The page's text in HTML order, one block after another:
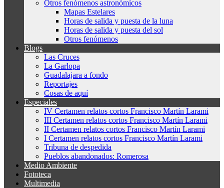
Otros fenómenos astronómicos
Mapas Estelares
Horas de salida y puesta de la luna
Horas de salida y puesta del sol
Otros fenómenos
Blogs
Las Cruces
La Garlopa
Guadalajara a fondo
Reportajes
Cosas de aquí
Especiales
IV Certamen relatos cortos Francisco Martín Larami
III Certamen relatos cortos Francisco Martín Larami
II Certamen relatos cortos Francisco Martín Larami
I Certamen relatos cortos Francisco Martín Larami
Tribuna de despedida
Pueblos abandonados: Romerosa
Medio Ambiente
Fototeca
Multimedia